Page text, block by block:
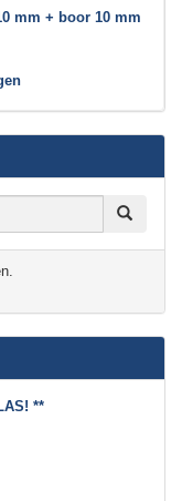
mm + boor 10 mm
**